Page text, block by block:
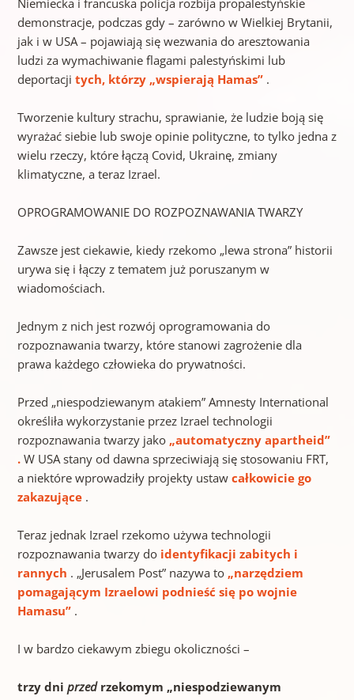
Niemiecka i francuska policja rozbija propalestyńskie
demonstracje, podczas gdy – zarówno w Wielkiej Brytanii,
jak i w USA – pojawiają się wezwania do aresztowania
ludzi za wymachiwanie flagami palestyńskimi lub
deportacji tych, którzy „wspierają Hamas”.
Tworzenie kultury strachu, sprawianie, że ludzie boją się
wyrażać siebie lub swoje opinie polityczne, to tylko jedna z
wielu rzeczy, które łączą Covid, Ukrainę, zmiany
klimatyczne, a teraz Izrael.
OPROGRAMOWANIE DO ROZPOZNAWANIA TWARZY
Zawsze jest ciekawie, kiedy rzekomo „lewa strona” historii
urywa się i łączy z tematem już poruszanym w
wiadomościach.
Jednym z nich jest rozwój oprogramowania do
rozpoznawania twarzy, które stanowi zagrożenie dla
prawa każdego człowieka do prywatności.
Przed „niespodziewanym atakiem” Amnesty International
określiła wykorzystanie przez Izrael technologii
rozpoznawania twarzy jako „automatyczny apartheid”
. W USA stany od dawna sprzeciwiają się stosowaniu FRT,
a niektóre wprowadziły projekty ustaw całkowicie go
zakazujące.
Teraz jednak Izrael rzekomo używa technologii
rozpoznawania twarzy do identyfikacji zabitych i
rannych . „Jerusalem Post” nazywa to „narzędziem
pomagającym Izraelowi podnieść się po wojnie
Hamasu”.
I w bardzo ciekawym zbiegu okoliczności –
trzy dni przedrzekomym „niespodziewanym